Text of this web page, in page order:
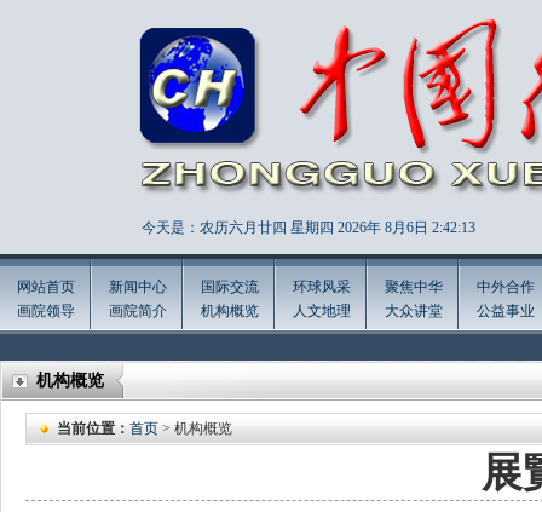
今天是：农历六月廿四 星期四 2026年 8月6日 2:42:14
网站首页
画院领导
新闻中心
画院简介
国际交流
机构概览
环球风采
人文地理
聚焦中华
大众讲堂
中外合作
公益事业
机构概览
当前位置： 首页 > 机构概览
展